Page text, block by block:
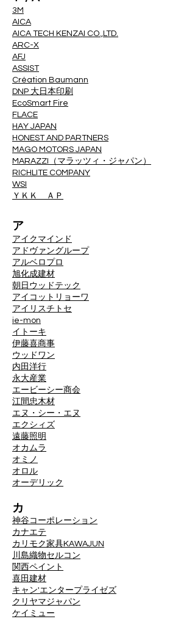
3M
AICA
AICA TECH KENZAI CO.,LTD.
ARC-X
AFJ
ASSIST
Création Baumann
DNP 大日本印刷
EcoSmart Fire
FLACE
HAY JAPAN
HONEST AND PARTNERS
MAGO MOTORS JAPAN
MARAZZI（マラッツィ・ジャパン）
RICHLITE COMPANY
WSI
ＹＫＫ ＡＰ
ア
アイクマインド
アドヴァングループ
アルベロプロ
旭化成建材
朝日ウッドテック
アイコットリョーワ
アイリスチトセ
ie-mon
イトーキ
伊藤喜商事
ウッドワン
内田洋行
永大産業
エービーシー商会
江間忠木材
エヌ・シー・エヌ
エクシィズ
遠藤照明
オカムラ
オミノ
オロル
オーデリック
カ
神谷コーポレーション
カナエテ
カリモク家具KAWAJUN
川島織物セルコン
関西ペイント
喜田建材
キャン'エンタープライゼズ
クリヤマジャパン
ケイミュー